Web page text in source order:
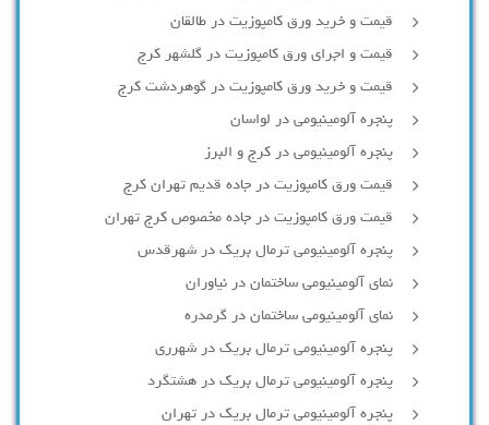
قیمت و خرید ورق کامپوزیت در طالقان
قیمت و اجرای ورق کامپوزیت در گلشهر کرج
قیمت و خرید ورق کامپوزیت در گوهردشت کرج
پنجره آلومینیومی در لواسان
پنجره آلومینیومی در کرج و البرز
قیمت ورق کامپوزیت در جاده قدیم تهران کرج
قیمت ورق کامپوزیت در جاده مخصوص کرج تهران
پنجره آلومینیومی ترمال بریک در شهرقدس
نمای آلومینیومی ساختمان در نیاوران
نمای آلومینیومی ساختمان در گرمدره
پنجره آلومینیومی ترمال بریک در شهرری
پنجره آلومینیومی ترمال بریک در هشتگرد
پنجره آلومینیومی ترمال بریک در تهران